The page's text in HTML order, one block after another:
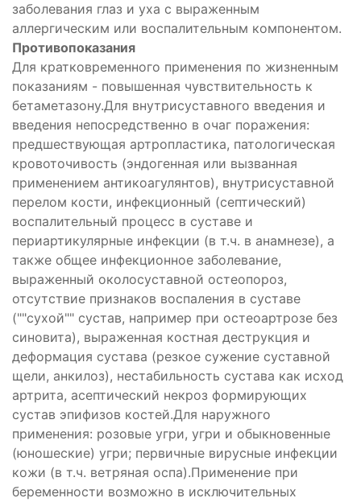
заболевания глаз и уха с выраженным
аллергическим или воспалительным компонентом.
Противопоказания
Для кратковременного применения по жизненным
показаниям - повышенная чувствительность к
бетаметазону.Для внутрисуставного введения и
введения непосредственно в очаг поражения:
предшествующая артропластика, патологическая
кровоточивость (эндогенная или вызванная
применением антикоагулянтов), внутрисуставной
перелом кости, инфекционный (септический)
воспалительный процесс в суставе и
периартикулярные инфекции (в т.ч. в анамнезе), а
также общее инфекционное заболевание,
выраженный околосуставной остеопороз,
отсутствие признаков воспаления в суставе
(""сухой"" сустав, например при остеоартрозе без
синовита), выраженная костная деструкция и
деформация сустава (резкое сужение суставной
щели, анкилоз), нестабильность сустава как исход
артрита, асептический некроз формирующих
сустав эпифизов костей.Для наружного
применения: розовые угри, угри и обыкновенные
(юношеские) угри; первичные вирусные инфекции
кожи (в т.ч. ветряная оспа).Применение при
беременности возможно в исключительных